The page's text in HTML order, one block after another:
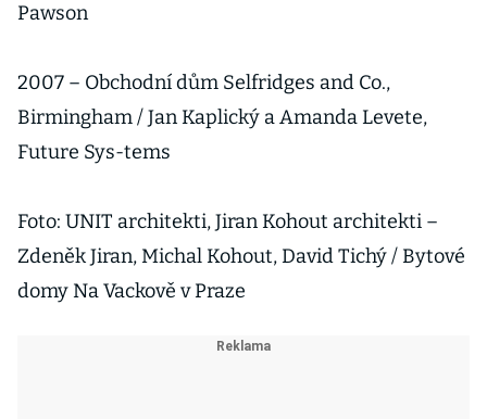
Pawson
2007 – Obchodní dům Selfridges and Co.,
Birmingham / Jan Kaplický a Amanda Levete,
Future Sys-tems
Foto: UNIT architekti, Jiran Kohout architekti –
Zdeněk Jiran, Michal Kohout, David Tichý / Bytové
domy Na Vackově v Praze